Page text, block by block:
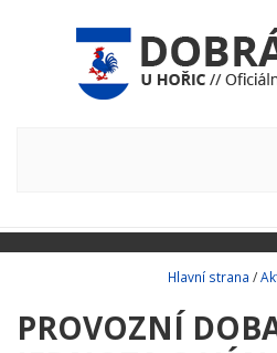
Hlavní strana /
PROVOZNÍ